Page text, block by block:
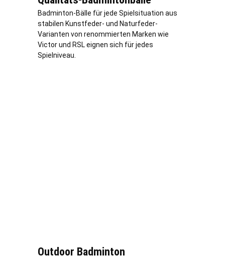
Badminton-Bälle für jede Spielsituation aus
stabilen Kunstfeder- und Naturfeder-
Varianten von renommierten Marken wie
Victor und RSL eignen sich für jedes
Spielniveau.
Outdoor Badminton